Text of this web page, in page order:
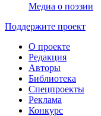
Медиа о поэзии
Поддержите проект
О проекте
Редакция
Авторы
Библиотека
Спецпроекты
Реклама
Конкурс